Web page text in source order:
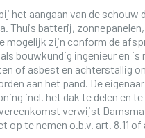
het aangaan van de
Thuis batterij,
mogelijk zijn conform de
bouwkundig ingenieur en
of asbest en achterstallig
aan het pand. De
incl. het dak te delen en
verwijst
op te nemen o.b.v. art. 8.11 of